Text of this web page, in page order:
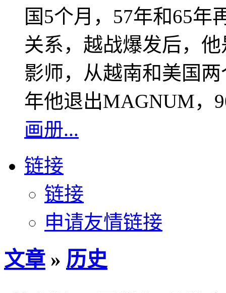
国5个月，57年和65年
关系，越战爆发后，
影师，从越南和美国
年他退出MAGNUM，
画册...
链接
链接
申请友情链接
文章 » 历史